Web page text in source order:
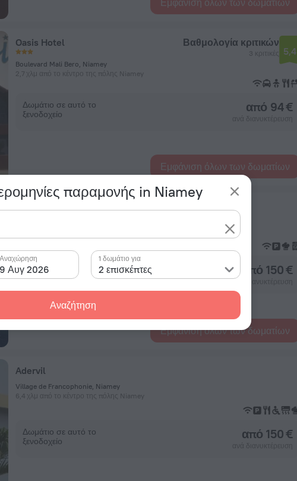
παραμονής in Niamey
9 Αυγ 2026
Αναχώρηση
2 επισκέπτες
1 δωμάτιο για
Αναζήτηση
Εμφάνιση όλων των δωματίων
Oasis Hotel
Boulevard Mali Bero, Niamey
2,7 χλμ από το κέντρο της πόλης Niamey
Βαθμολογία κριτικών
3 κριτικές 5,4
Δωμάτιο σε αυτό το
ξενοδοχείο
από 94 €
Εμφάνιση όλων των δωματίων
Δωμάτιο σε αυτό το
ξενοδοχείο
από 150 €
ανά διανυκτέρευση
Εμφάνιση όλων των δωματίων
Adervil
Village de Francophonie, Niamey
6,4 χλμ από το κέντρο της πόλης Niamey
Δωμάτιο σε αυτό το
ξενοδοχείο
από 150 €